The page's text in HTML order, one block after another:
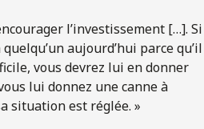
l’investissement […]. Si
aujourd’hui parce qu’il
vous devrez lui en donner
lui donnez une canne à
situation est réglée. »